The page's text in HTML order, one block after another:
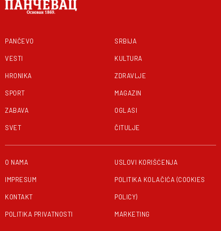
PANČEVO
VESTI
HRONIKA
SPORT
ZABAVA
SVET
SRBIJA
KULTURA
ZDRAVLJE
MAGAZIN
OGLASI
ČITULJE
O NAMA
IMPRESUM
KONTAKT
POLITIKA PRIVATNOSTI
USLOVI KORIŠĆENJA
POLITIKA KOLAČIĆA (COOKIES
POLICY)
MARKETING